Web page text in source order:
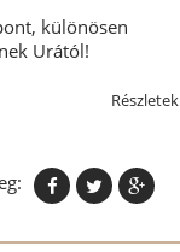
különösen
Urától!
Részletek